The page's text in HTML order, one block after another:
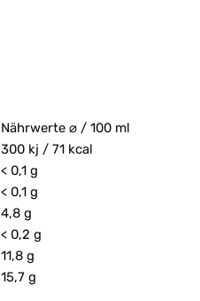
Nährwerte ⌀ / 100 ml
300 kj / 71 kcal
< 0,1 g
< 0,1 g
4,8 g
< 0,2 g
11,8 g
15,7 g